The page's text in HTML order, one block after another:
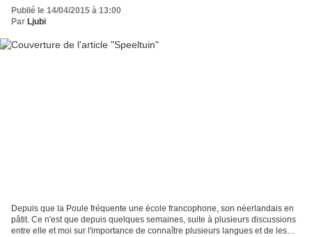
Publié le 14/04/2015 à 13:00
Par Ljubi
Depuis que la Poule fréquente une école francophone, son néerlandais en
pâtit. Ce n'est que depuis quelques semaines, suite à plusieurs discussions
entre elle et moi sur l'importance de connaître plusieurs langues et de les